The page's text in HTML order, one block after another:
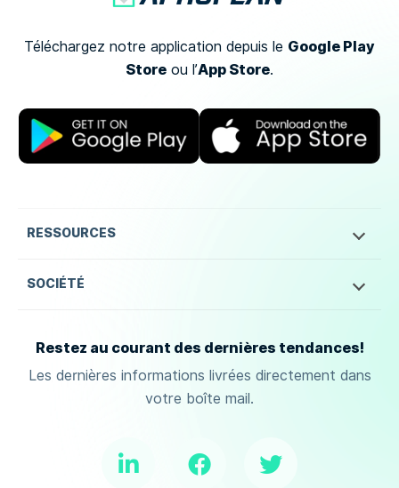
Téléchargez notre application depuis le Google Play
Store ou l’App Store.
RESSOURCES
SOCIÉTÉ
Restez au courant des dernières tendances!
Les dernières informations livrées directement dans
votre boîte mail.